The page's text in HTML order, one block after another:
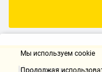
Мы используем cookie
Продолжая